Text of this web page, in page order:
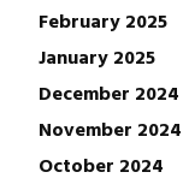
February 2025
January 2025
December 2024
November 2024
October 2024